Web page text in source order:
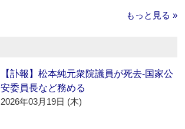
もっと見る »
【訃報】松本純元衆院議員が死去‐国家公
安委員長など務める
2026年03月19日 (木)